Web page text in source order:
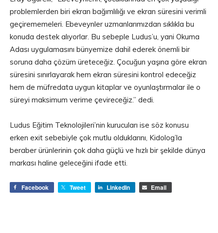
problemlerden biri ekran bağımlılığı ve ekran süresini verimli
geçirememeleri. Ebeveynler uzmanlarımızdan sıklıkla bu
konuda destek alıyorlar. Bu sebeple Ludus’u, yani Okuma
Adası uygulamasını bünyemize dahil ederek önemli bir
soruna daha çözüm üreteceğiz. Çocuğun yaşına göre ekran
süresini sınırlayarak hem ekran süresini kontrol edeceğiz
hem de müfredata uygun kitaplar ve oyunlaştırmalar ile o
süreyi maksimum verime çevireceğiz.” dedi.
Ludus Eğitim Teknolojileri’nin kurucuları ise söz konusu
erken exit sebebiyle çok mutlu olduklarını, Kidolog’la
beraber ürünlerinin çok daha güçlü ve hızlı bir şekilde dünya
markası haline geleceğini ifade etti.
Facebook Tweet LinkedIn Email